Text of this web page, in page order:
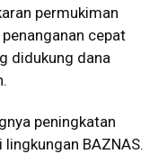
permukiman
cepat
didukung dana
peningkatan
BAZNAS.